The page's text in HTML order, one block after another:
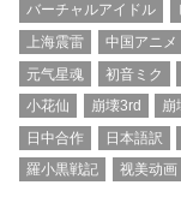
バーチャルアイドル
上海震雷
中国アニメ
元气星魂
初音ミク
小花仙
崩壊3rd 崩
日中合作
日本語訳
羅小黒戦記
视美动画